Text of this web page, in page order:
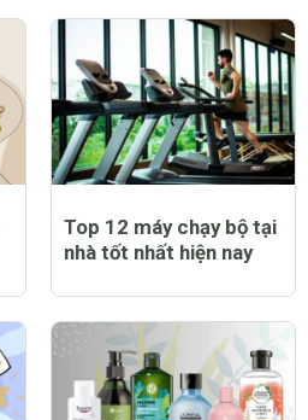
Top 12 máy chạy bộ tại
nhà tốt nhất hiện nay